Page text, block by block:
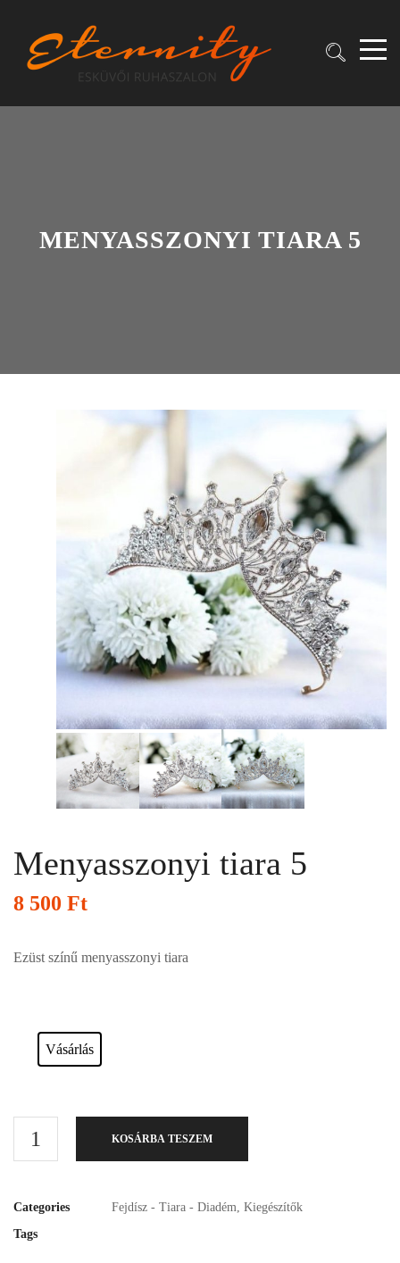
MENYASSZONYI TIARA 5
Menyasszonyi tiara 5
8 500 Ft
Ezüst színű menyasszonyi tiara
Vásárlás
KOSÁRBA TESZEM
Categories Fejdísz - Tiara - Diadém, Kiegészítők
Tags